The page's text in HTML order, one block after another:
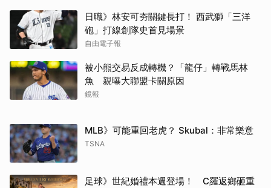
日職》林安可夯關鍵長打！ 西武獅「三洋
砲」打線創隊史首見場景
自由電子報
被小熊交易反成轉機？「龍仔」轉戰馬林
魚 親曝大聯盟卡關原因
鏡報
MLB》可能重回老虎？ Skubal：非常樂意
TSNA
足球》世紀婚禮本週登場！ C羅返鄉砸重